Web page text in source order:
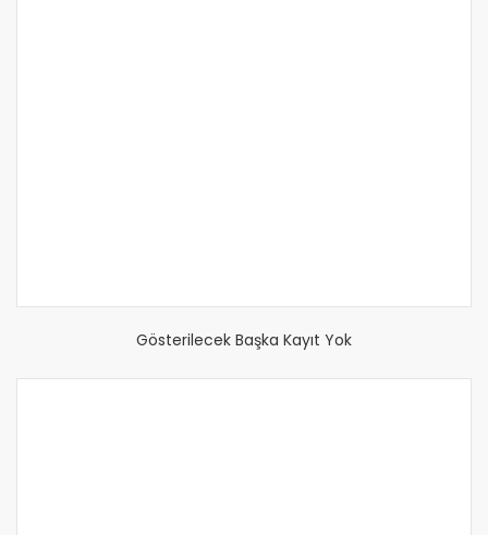
Gösterilecek Başka Kayıt Yok